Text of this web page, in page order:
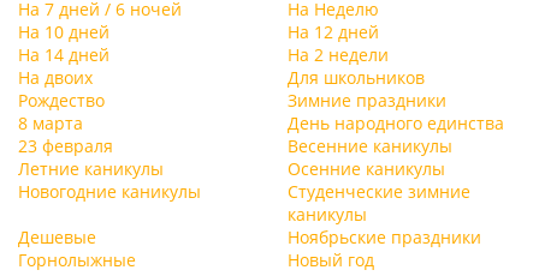
На 7 дней / 6 ночей
На Неделю
На 10 дней
На 12 дней
На 14 дней
На 2 недели
На двоих
Для школьников
Рождество
Зимние праздники
8 марта
День народного единства
23 февраля
Весенние каникулы
Летние каникулы
Осенние каникулы
Новогодние каникулы
Студенческие зимние
каникулы
Дешевые
Ноябрьские праздники
Горнолыжные
Новый год